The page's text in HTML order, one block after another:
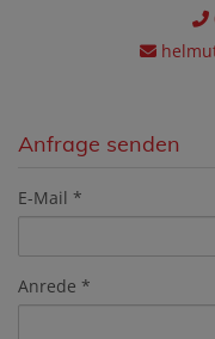
Anfrage senden
E-Mail
Anrede